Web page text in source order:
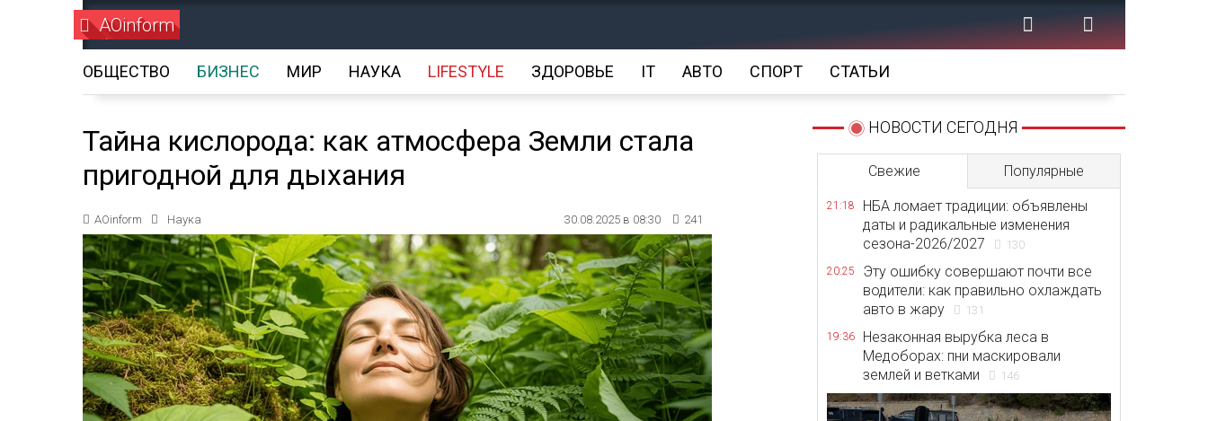
AOinform
ОБЩЕСТВО БИЗНЕС МИР НАУКА LIFESTYLE ЗДОРОВЬЕ IT АВТО СПОРТ СТАТЬИ
Тайна кислорода: как атмосфера Земли стала
пригодной для дыхания
AOinform Наука 30.08.2025 в 08:30 241
НОВОСТИ СЕГОДНЯ
Свежие Популярные
21:18
НБА ломает традиции: объявлены
даты и радикальные изменения
сезона-2026/2027
130
20:25
Эту ошибку совершают почти все
водители: как правильно охлаждать
авто в жару
131
19:36
Незаконная вырубка леса в
Медоборах: пни маскировали
землей и ветками
146